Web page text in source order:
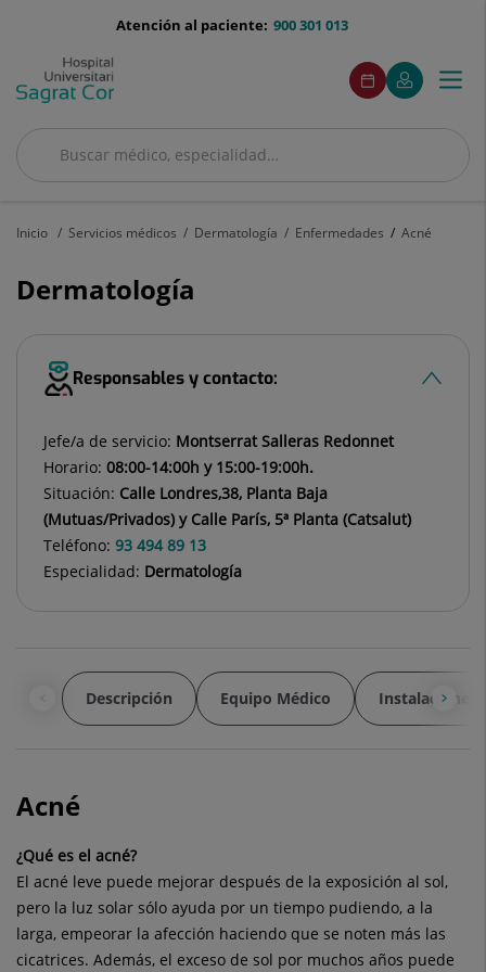
menu-
900 301 013
Atención al paciente:
Buscar
Buscar
menuAcceso
Pedir
cita
Este
enlace
se
en
Mi
Quirónsalud
Este
enlace
se
en
ventana
Menú
Inicio Servicios médicos Dermatología Enfermedades Acné
Dermatología
Responsables y contacto:
Jefe/a de servicio: Montserrat Salleras Redonnet
Horario: 08:00-14:00h y 15:00-19:00h.
Situación: Calle Londres,38, Planta Baja
(Mutuas/Privados) y Calle París, 5ª Planta (Catsalut)
Teléfono: 93 494 89 13
Especialidad: Dermatología
Descripción Equipo Médico Instalaciones
Acné
¿Qué es el acné?
El acné leve puede mejorar después de la exposición al sol,
pero la luz solar sólo ayuda por un tiempo pudiendo, a la
larga, empeorar la afección haciendo que se noten más las
cicatrices. Además, el exceso de sol por muchos años puede